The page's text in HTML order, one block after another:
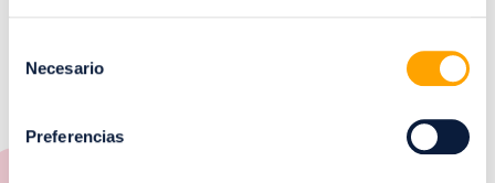
Necesario
Preferencias
hamburguesas como su icónico Big Mac®, el Cuarto
Hay dos restaurantes McDonald´s en Puerto